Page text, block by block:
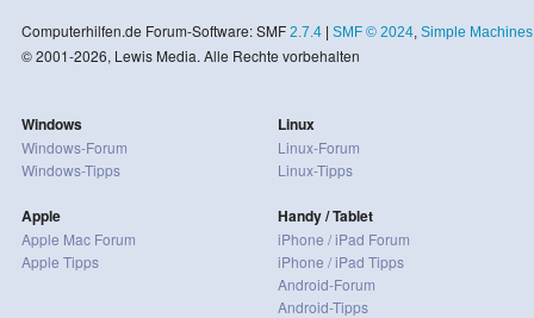
Computerhilfen.de Forum-Software: SMF 2.7.4| SMF © 2024, Simple Machines
© 2001-2026, Lewis Media. Alle Rechte vorbehalten
Windows
Windows-Forum
Windows-Tipps
Apple
Apple Mac Forum
Apple Tipps
Linux
Linux-Forum
Linux-Tipps
Handy / Tablet
iPhone / iPad Forum
iPhone / iPad Tipps
Android-Forum
Android-Tipps